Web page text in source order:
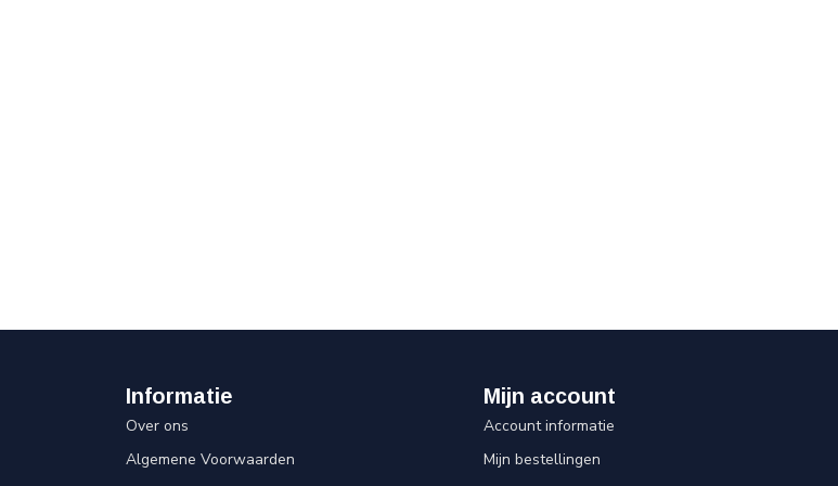
Informatie
Over ons
Algemene Voorwaarden
Mijn account
Account informatie
Mijn bestellingen